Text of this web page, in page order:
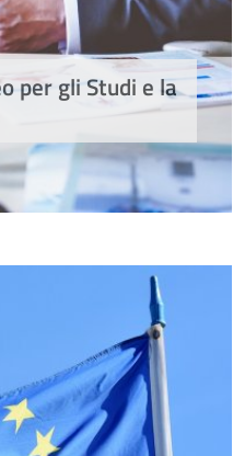
per gli Studi e la